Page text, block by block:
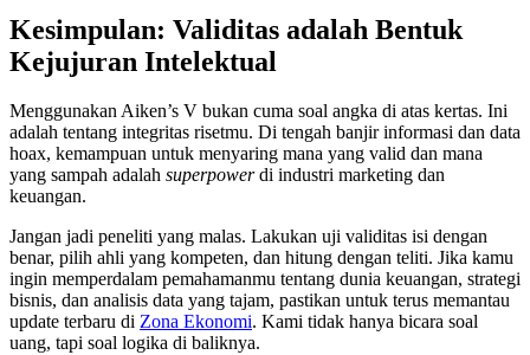
Kesimpulan: Validitas adalah Bentuk
Kejujuran Intelektual
Menggunakan Aiken’s V bukan cuma soal angka di atas kertas. Ini
adalah tentang integritas risetmu. Di tengah banjir informasi dan data
hoax, kemampuan untuk menyaring mana yang valid dan mana
yang sampah adalah superpowerdi industri marketing dan
keuangan.
Jangan jadi peneliti yang malas. Lakukan uji validitas isi dengan
benar, pilih ahli yang kompeten, dan hitung dengan teliti. Jika kamu
ingin memperdalam pemahamanmu tentang dunia keuangan, strategi
bisnis, dan analisis data yang tajam, pastikan untuk terus memantau
update terbaru di Zona Ekonomi. Kami tidak hanya bicara soal
uang, tapi soal logika di baliknya.